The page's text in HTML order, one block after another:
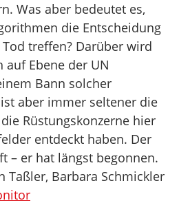
Was aber bedeutet es,
die Entscheidung
treffen? Darüber wird
auf Ebene der UN
Bann solcher
aber immer seltener die
Rüstungskonzerne hier
entdeckt haben. Der
– er hat längst begonnen.
Taßler, Barbara Schmickler